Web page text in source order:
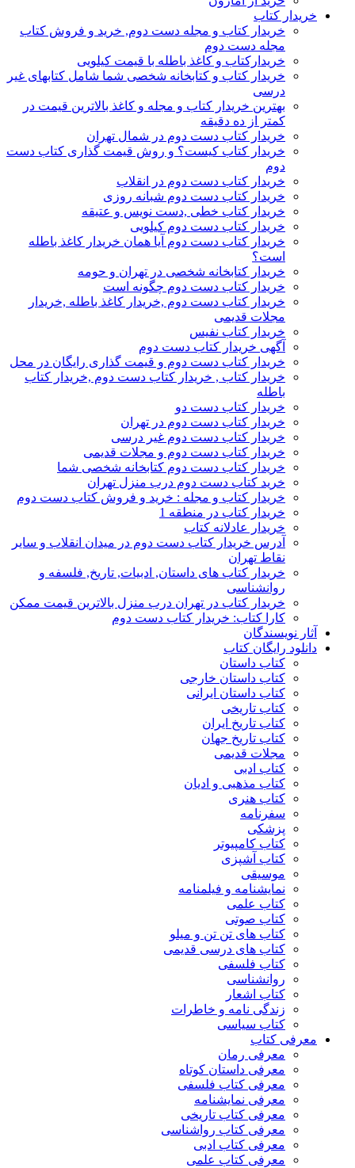
خریدار کتاب
خریدار کتاب و مجله دست دوم, خرید و فروش کتاب
مجله دست دوم
خریدارکتاب و کاغذ باطله با قیمت کیلویی
خریدار کتاب و کتابخانه شخصی شما شامل کتابهای غیر
درسی
بهترین خریدار کتاب و مجله و کاغذ بالاترین قیمت در
کمتر از ده دقیقه
خریدار کتاب دست دوم در شمال تهران
خریدار کتاب کیست؟ و روش قیمت گذاری کتاب دست
دوم
خریدار کتاب دست دوم در انقلاب
خریدار کتاب دست دوم شبانه روزی
خریدار کتاب خطی ,دست نویس و عتیقه
خریدار کتاب دست دوم کیلویی
خریدار کتاب دست دوم آیا همان خریدار کاغذ باطله
است؟
خریدار کتابخانه شخصی در تهران و حومه
خریدار کتاب دست دوم چگونه است
خریدار کتاب دست دوم ,خریدار کاغذ باطله ,خریدار
مجلات قدیمی
خریدار کتاب نفیس
آگهی خریدار کتاب دست دوم
خریدار کتاب دست دوم و قیمت گذاری رایگان در محل
خریدار کتاب , خریدار کتاب دست دوم ,خریدار کتاب
باطله
خریدار کتاب دست دو
خریدار کتاب دست دوم در تهران
خریدار کتاب دست دوم غیر درسی
خریدار کتاب دست دوم و مجلات قدیمی
خریدار کتاب دست دوم کتابخانه شخصی شما
خرید کتاب دست دوم درب منزل تهران
خریدار کتاب و مجله : خرید و فروش کتاب دست دوم
خریدار کتاب در منطقه 1
خریدار عادلانه کتاب
آدرس خریدار کتاب دست دوم در میدان انقلاب و سایر
نقاط تهران
خریدار کتاب های داستان, ادبیات, تاریخ, فلسفه و
روانشناسی
خریدار کتاب در تهران درب منزل بالاترین قیمت ممکن
کارا کتاب: خریدار کتاب دست دوم
آثار نویسندگان
دانلود رایگان کتاب
کتاب داستان
کتاب داستان خارجی
کتاب داستان ایرانی
کتاب تاریخی
کتاب تاریخ ایران
کتاب تاریخ جهان
مجلات قدیمی
کتاب ادبی
کتاب مذهبی و ادیان
کتاب هنری
سفرنامه
پزشکی
کتاب کامپیوتر
کتاب آشپزی
موسیقی
نمایشنامه و فیلمنامه
کتاب علمی
کتاب صوتی
کتاب های تن تن و میلو
کتاب های درسی قدیمی
کتاب فلسفی
روانشناسی
کتاب اشعار
زندگی نامه و خاطرات
کتاب سیاسی
معرفی کتاب
معرفی رمان
معرفی داستان کوتاه
معرفی کتاب فلسفی
معرفی نمایشنامه
معرفی کتاب تاریخی
معرفی کتاب رواشناسی
معرفی کتاب ادبی
معرفی کتاب علمی